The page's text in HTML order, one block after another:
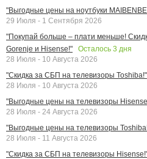
"Выгодные цены на ноутбуки
29 Июля - 1 Сентября 2026
"Покупай больше – плати меньше!
Gorenje и Hisense!"
Осталось 3 дня
28 Июля - 10 Августа 2026
"Скидка за СБП на телевизоры Toshiba!"
28 Июля - 10 Августа 2026
"Выгодные цены на телевизоры
28 Июля - 24 Августа 2026
"Выгодные цены на телевизоры
28 Июля - 11 Августа 2026
"Скидка за СБП на телевизоры